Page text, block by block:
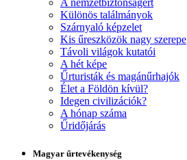
A nemzetbiztonságért
Különös találmányok
Szárnyaló képzelet
Kis űreszközök nagy szerepe
Távoli világok kutatói
A hét képe
Űrturisták és magánűrhajók
Élet a Földön kívül?
Idegen civilizációk?
A hónap száma
Űridőjárás
Magyar űrtevékenység